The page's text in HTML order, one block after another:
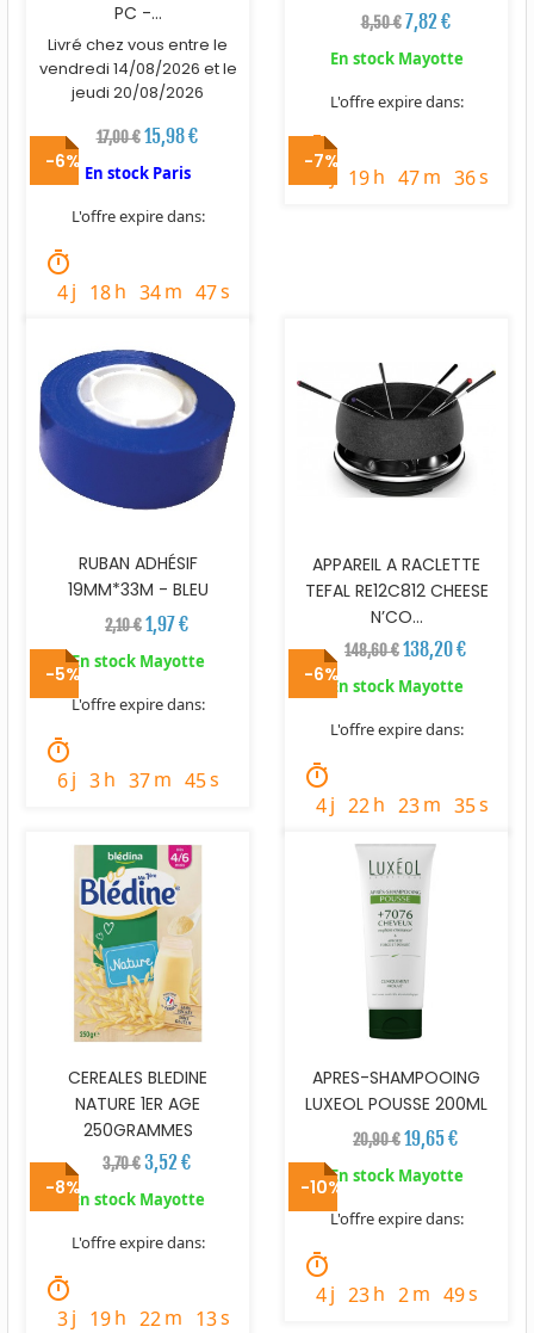
PC -...
Livré chez vous entre le
vendredi 14/08/2026 et le
jeudi 20/08/2026
17,00 € 15,98 €
En stock Paris
L'offre expire dans:
timer
4j 18h 34m 45s
8,50 € 7,82 €
En stock Mayotte
L'offre expire dans:
timer
19h 47m 34s
-6%
RUBAN ADHÉSIF
19MM*33M - BLEU
2,10 €1,97 €
En stock Mayotte
L'offre expire dans:
timer
6j 3h 37m 43s
-7%
APPAREIL A RACLETTE
TEFAL RE12C812 CHEESE
N’CO...
148,60 €138,20 €
En stock Mayotte
L'offre expire dans:
timer
4j 22h 23m 33s
-5%
CEREALES BLEDINE
NATURE 1ER AGE
250GRAMMES
3,70 €3,52 €
En stock Mayotte
L'offre expire dans:
timer
3j 19h 22m 11s
-6%
APRES-SHAMPOOING
LUXEOL POUSSE 200ML
20,90 €19,65 €
En stock Mayotte
L'offre expire dans:
timer
4j 23h 2m 47s
-8% -10%